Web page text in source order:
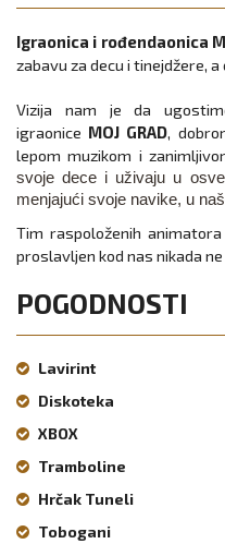
Igraonica i rođendaonica
zabavu za decu i tinejdžere,
Vizija nam je da
igraonice MOJ GRAD ,
lepom muzikom i
svoje dece i uživaju u
menjajući svoje navike, u
Tim raspoloženih
proslavljen kod nas nikada
POGODNOSTI
Lavirint
Diskoteka
XBOX
Tramboline
Hrčak Tuneli
Tobogani